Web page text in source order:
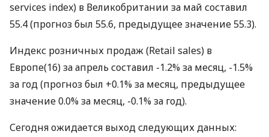
services index) в Великобритании за май составил
55.4 (прогноз был 55.6, предыдущее значение 55.3).
Индекс розничных продаж (Retail sales) в
Европе(16) за апрель составил -1.2% за месяц, -1.5%
за год (прогноз был +0.1% за месяц, предыдущее
значение 0.0% за месяц, -0.1% за год).
Сегодня ожидается выход следующих данных: